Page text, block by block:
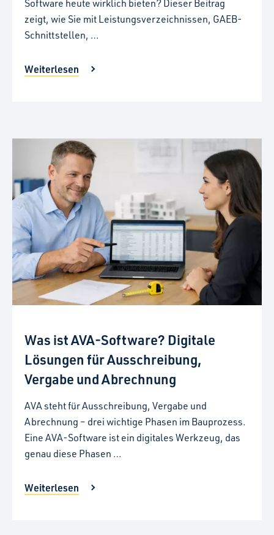
Software heute wirklich bieten? Dieser Beitrag
zeigt, wie Sie mit Leistungsverzeichnissen, GAEB-
Schnittstellen, …
Weiterlesen
Was ist AVA-Software? Digitale
Lösungen für Ausschreibung,
Vergabe und Abrechnung
AVA steht für Ausschreibung, Vergabe und
Abrechnung – drei wichtige Phasen im Bauprozess.
Eine AVA-Software ist ein digitales Werkzeug, das
genau diese Phasen …
Weiterlesen